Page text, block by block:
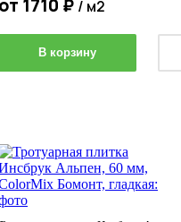
1710 ₽ / м2
В корзину